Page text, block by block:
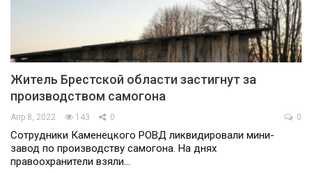
Житель Брестской области застигнут за
производством самогона
Апр 8, 2022 143 0 0
Сотрудники Каменецкого РОВД ликвидировали мини-
завод по производству самогона. На днях
правоохранители взяли…